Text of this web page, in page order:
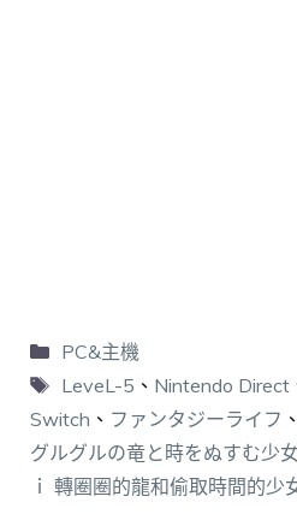
PC&主機
LeveL-5 、 Nintendo Direct
Switch 、 ファンタジーライフ 、
グルグルの竜と時をぬすむ少女
ｉ 轉圈圈的龍和偷取時間的少